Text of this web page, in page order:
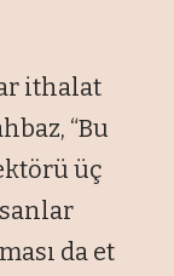
ithalat
“Bu
üç
da et